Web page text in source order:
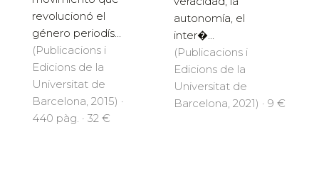
revolucionó el
género periodís...
(Publicacions i
Edicions de la
Universitat de
Barcelona, 2015) ·
440 pàg. · 32 €
autonomía, el
inter�...
(Publicacions i
Edicions de la
Universitat de
Barcelona, 2021) · 9 €